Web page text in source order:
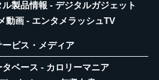
製品情報 - デジタルガジェット
動画 - エンタメラッシュTV
ービス・メディア
タベース - カロリーマニア